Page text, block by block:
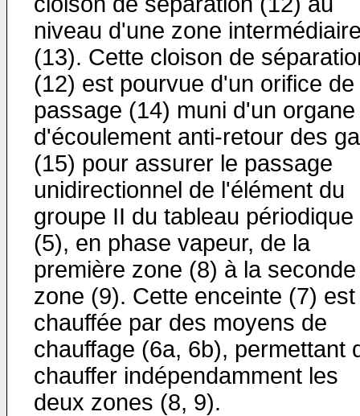
niveau d'une zone
(13). Cette cloison de
(12) est pourvue d'un orifice de
passage (14) muni d'un organe
d'écoulement anti-retour des
(15) pour assurer le passage
unidirectionnel de l'élément du
groupe II du tableau périodique
(5), en phase vapeur, de la
première zone (8) à la seconde
zone (9). Cette enceinte (7) est
chauffée par des moyens de
chauffage (6a, 6b), permettant
chauffer indépendamment les
deux zones (8, 9).